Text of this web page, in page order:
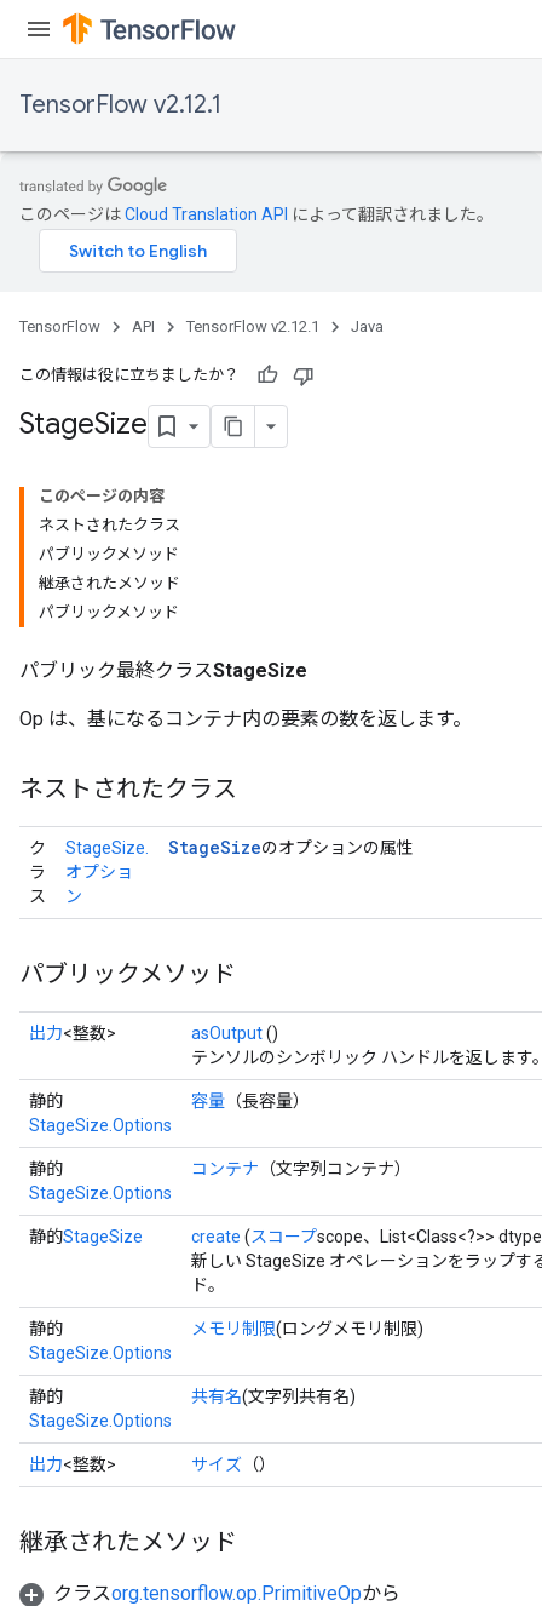
TensorFlow v2.12.1
このページはCloud Translation API によって翻訳されました。
TensorFlow API TensorFlow v2.12.1 Java
この情報は役に立ちましたか？
StageSize
このページの内容
ネストされたクラス
パブリックメソッド
継承されたメソッド
パブリックメソッド
パブリック最終クラスStageSize
Op は、基になるコンテナ内の要素の数を返します。
ネストされたクラス
ク
ラ
ス
StageSize.
オプショ
ン
StageSizeのオプションの属性
パブリックメソッド
出力<整数> asOutput()
テンソルのシンボリック ハンドルを返します
静的
StageSize.Options
容量 （長容量）
静的
StageSize.Options
コンテナ （文字列コンテナ）
静的StageSize create (スコープscope、List<Class<?>>
新しい StageSize オペレーションをラップ
ド。
静的
StageSize.Options
メモリ制限(ロングメモリ制限)
静的
StageSize.Options
共有名(文字列共有名)
出力<整数> サイズ （）
継承されたメソッド
クラスorg.tensorflow.op.PrimitiveOpから